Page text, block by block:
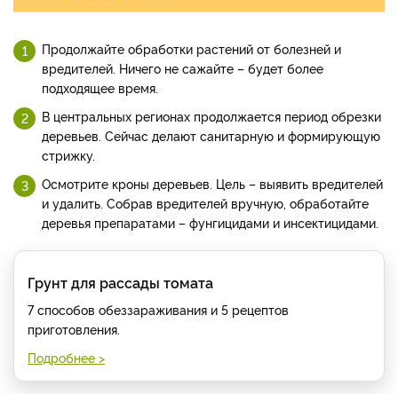
Продолжайте обработки растений от болезней и
вредителей. Ничего не сажайте – будет более
подходящее время.
В центральных регионах продолжается период обрезки
деревьев. Сейчас делают санитарную и формирующую
стрижку.
Осмотрите кроны деревьев. Цель – выявить вредителей
и удалить. Собрав вредителей вручную, обработайте
деревья препаратами – фунгицидами и инсектицидами.
Грунт для рассады томата
7 способов обеззараживания и 5 рецептов
приготовления.
Подробнее >